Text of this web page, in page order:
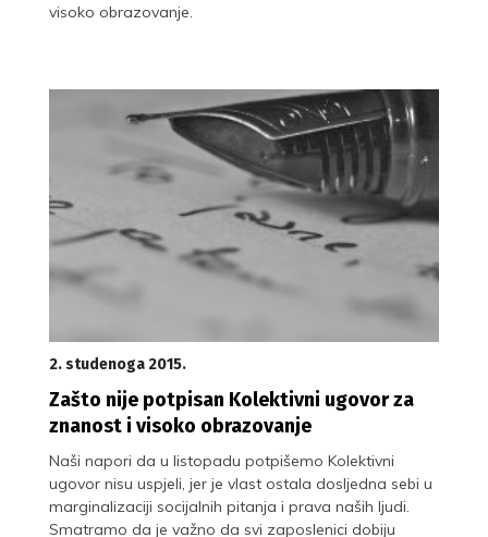
visoko obrazovanje.
2. studenoga 2015.
Zašto nije potpisan Kolektivni ugovor za
znanost i visoko obrazovanje
Naši napori da u listopadu potpišemo Kolektivni
ugovor nisu uspjeli, jer je vlast ostala dosljedna sebi u
marginalizaciji socijalnih pitanja i prava naših ljudi.
Smatramo da je važno da svi zaposlenici dobiju